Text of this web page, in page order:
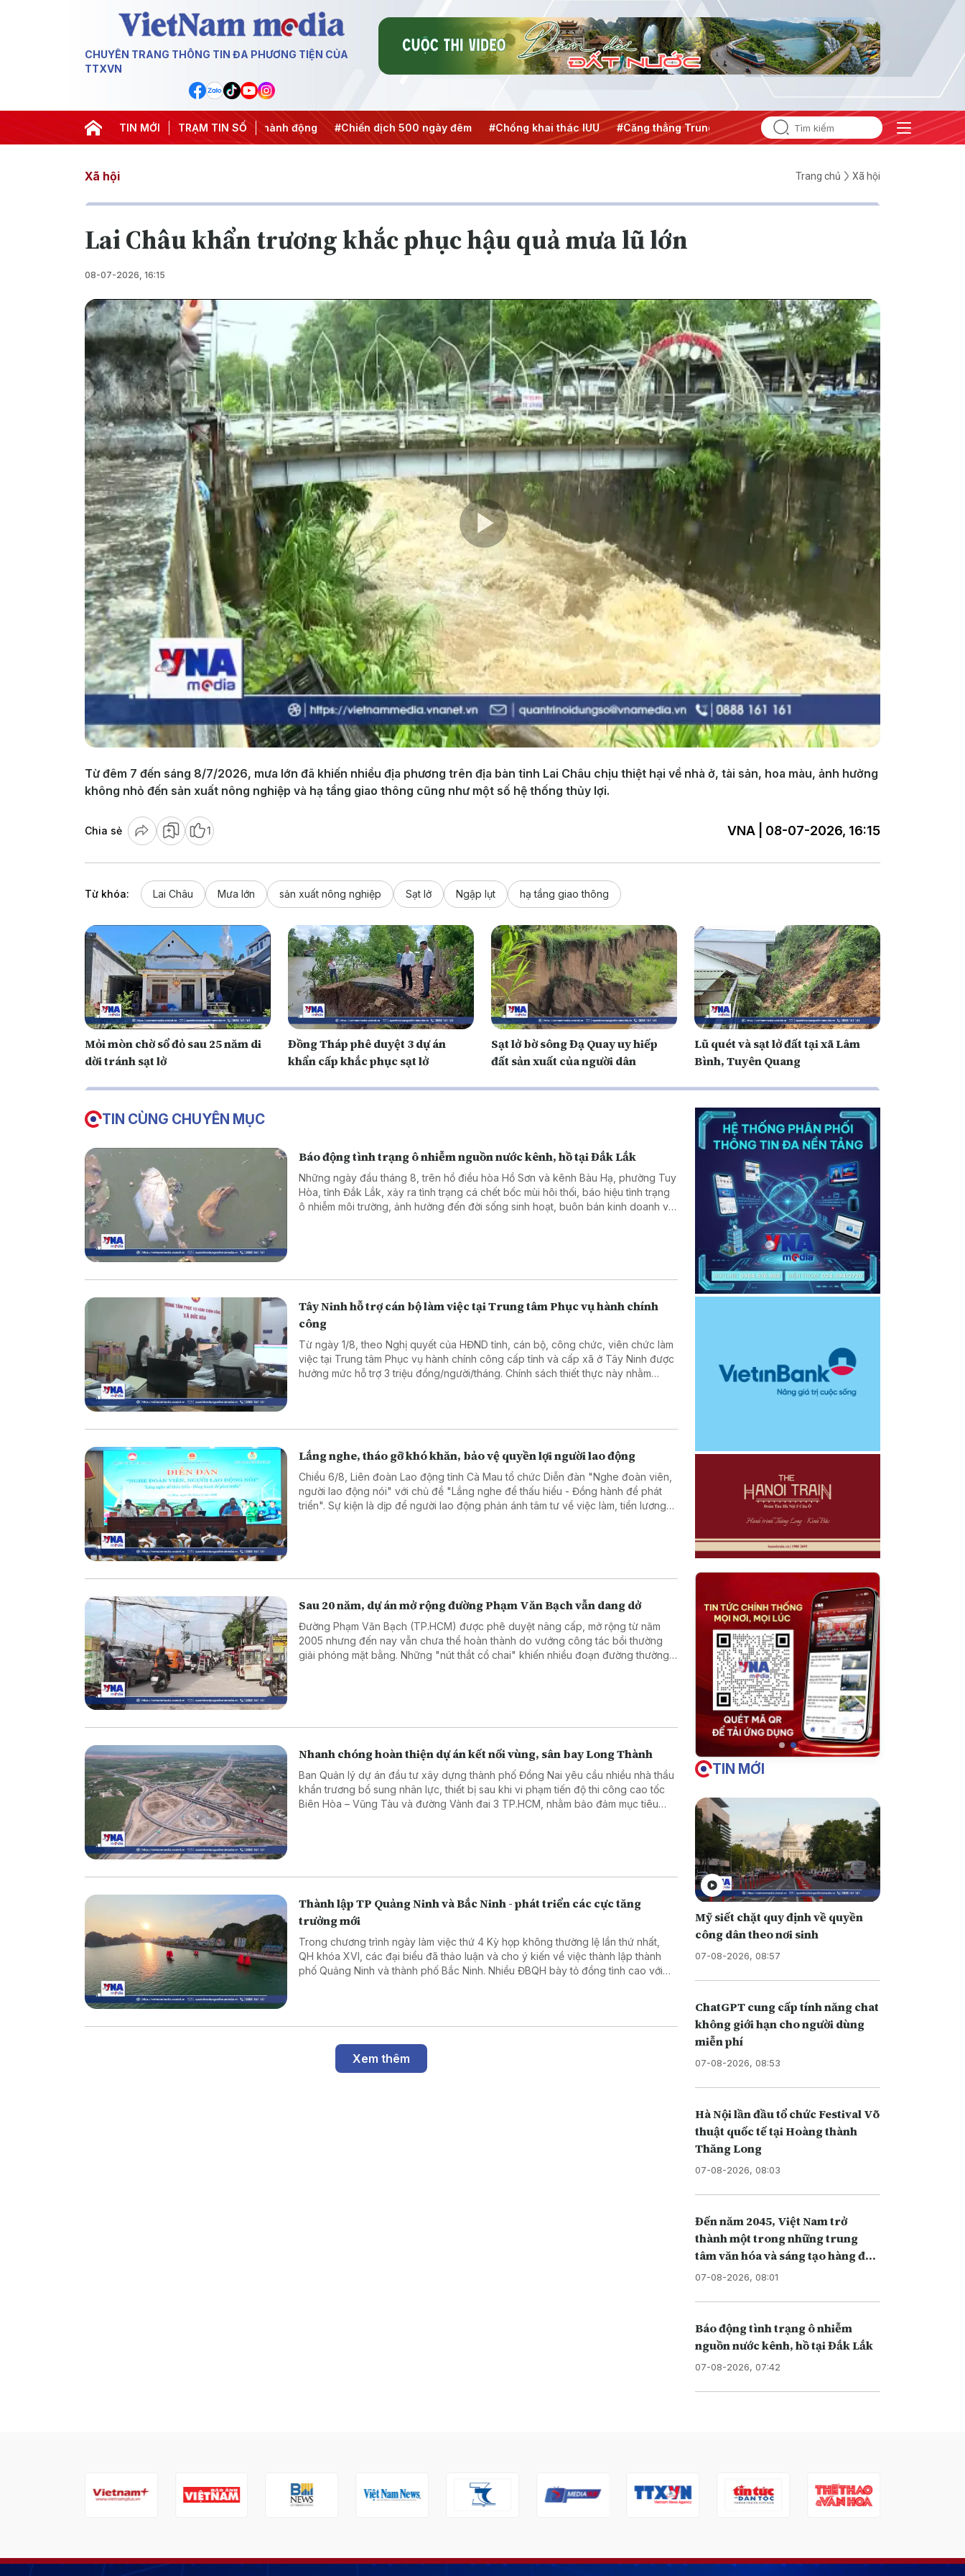
CHUYÊN TRANG THÔNG TIN ĐA PHƯƠNG TIỆN CỦA
TTXVN
TIN MỚI TRẠM TIN SỐ
#Đưa Nghị quyết thành hành động #Chiến dịch 500 ngày đêm #Chống khai thác IUU #Căng thẳng Trung Đông #An ninh năng lượng #Bảo vệ nền tảng tư tưởng
Xã hội Trang chủ Xã hội
Lai Châu khẩn trương khắc phục hậu quả mưa lũ lớn
08-07-2026, 16:15
Play
Video
Từ đêm 7 đến sáng 8/7/2026, mưa lớn đã khiến nhiều địa phương trên địa bàn tỉnh Lai Châu chịu thiệt hại về nhà ở, tài sản, hoa màu, ảnh hưởng
không nhỏ đến sản xuất nông nghiệp và hạ tầng giao thông cũng như một số hệ thống thủy lợi.
Chia sẻ 1 VNA | 08-07-2026, 16:15
Từ khóa: Lai Châu Mưa lớn sản xuất nông nghiệp Sạt lở Ngập lụt hạ tầng giao thông
Mỏi mòn chờ sổ đỏ sau 25 năm di
dời tránh sạt lở
Đồng Tháp phê duyệt 3 dự án
khẩn cấp khắc phục sạt lở
Sạt lở bờ sông Đạ Quay uy hiếp
đất sản xuất của người dân
Lũ quét và sạt lở đất tại xã Lâm
Bình, Tuyên Quang
TIN CÙNG CHUYÊN MỤC
Báo động tình trạng ô nhiễm nguồn nước kênh, hồ tại Đắk Lắk
Những ngày đầu tháng 8, trên hồ điều hòa Hồ Sơn và kênh Bàu Hạ, phường Tuy
Hòa, tỉnh Đắk Lắk, xảy ra tình trạng cá chết bốc mùi hôi thối, báo hiệu tình trạng
ô nhiễm môi trường, ảnh hưởng đến đời sống sinh hoạt, buôn bán kinh doanh và
Tây Ninh hỗ trợ cán bộ làm việc tại Trung tâm Phục vụ hành chính
công
Từ ngày 1/8, theo Nghị quyết của HĐND tỉnh, cán bộ, công chức, viên chức làm
việc tại Trung tâm Phục vụ hành chính công cấp tỉnh và cấp xã ở Tây Ninh được
hưởng mức hỗ trợ 3 triệu đồng/người/tháng. Chính sách thiết thực này nhằm
Lắng nghe, tháo gỡ khó khăn, bảo vệ quyền lợi người lao động
Chiều 6/8, Liên đoàn Lao động tỉnh Cà Mau tổ chức Diễn đàn "Nghe đoàn viên,
người lao động nói" với chủ đề "Lắng nghe để thấu hiểu - Đồng hành để phát
triển". Sự kiện là dịp để người lao động phản ánh tâm tư về việc làm, tiền lương
Sau 20 năm, dự án mở rộng đường Phạm Văn Bạch vẫn dang dở
Đường Phạm Văn Bạch (TP.HCM) được phê duyệt nâng cấp, mở rộng từ năm
2005 nhưng đến nay vẫn chưa thể hoàn thành do vướng công tác bồi thường
giải phóng mặt bằng. Những "nút thắt cổ chai" khiến nhiều đoạn đường thường
Nhanh chóng hoàn thiện dự án kết nối vùng, sân bay Long Thành
Ban Quản lý dự án đầu tư xây dựng thành phố Đồng Nai yêu cầu nhiều nhà thầu
khẩn trương bổ sung nhân lực, thiết bị sau khi vi phạm tiến độ thi công cao tốc
Biên Hòa – Vũng Tàu và đường Vành đai 3 TP.HCM, nhằm bảo đảm mục tiêu
Thành lập TP Quảng Ninh và Bắc Ninh - phát triển các cực tăng
trưởng mới
Trong chương trình ngày làm việc thứ 4 Kỳ họp không thường lệ lần thứ nhất,
QH khóa XVI, các đại biểu đã thảo luận và cho ý kiến về việc thành lập thành
phố Quảng Ninh và thành phố Bắc Ninh. Nhiều ĐBQH bày tỏ đồng tình cao với
Xem thêm
TIN MỚI
Mỹ siết chặt quy định về quyền
công dân theo nơi sinh
07-08-2026, 08:57
ChatGPT cung cấp tính năng chat
không giới hạn cho người dùng
miễn phí
07-08-2026, 08:53
Hà Nội lần đầu tổ chức Festival Võ
thuật quốc tế tại Hoàng thành
Thăng Long
07-08-2026, 08:03
Đến năm 2045, Việt Nam trở
thành một trong những trung
tâm văn hóa và sáng tạo hàng đầu
khu vực
07-08-2026, 08:01
Báo động tình trạng ô nhiễm
nguồn nước kênh, hồ tại Đắk Lắk
07-08-2026, 07:42